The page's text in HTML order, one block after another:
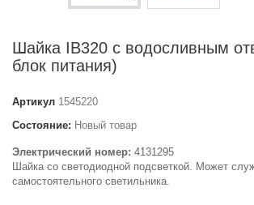
Шайка IB320 с водосливным
блок питания)
Артикул 1545220
Состояние: Новый товар
Электрический номер: 4131295
Шайка со светодиодной подсветкой. Может
самостоятельного светильника.